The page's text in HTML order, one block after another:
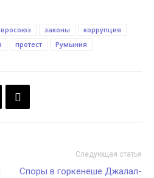
законы
коррупция
протест Румыния
Следующая статья
Споры в горкенеше Джалал-